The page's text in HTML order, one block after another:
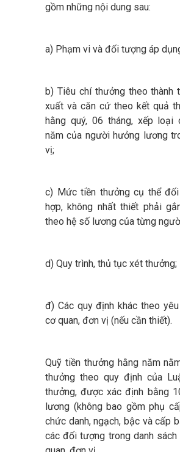
gồm những nội dung sau:
a) Phạm vi và đối tượng áp
b) Tiêu chí thưởng theo thành
xuất và căn cứ theo kết quả
hằng quý, 06 tháng, xếp loại
năm của người hưởng lương
vị;
c) Mức tiền thưởng cụ thể
hợp, không nhất thiết phải
theo hệ số lương của từng
d) Quy trình, thủ tục xét thưởng;
đ) Các quy định khác theo
cơ quan, đơn vị (nếu cần thiết).
Quỹ tiền thưởng hằng năm
thưởng theo quy định của
thưởng, được xác định bằng
lương (không bao gồm phụ
chức danh, ngạch, bậc và cấp
các đối tượng trong danh